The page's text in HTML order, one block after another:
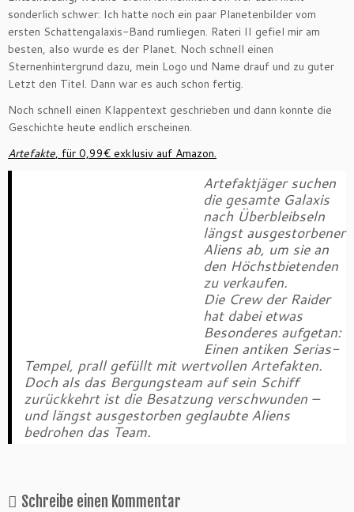
sonderlich schwer: Ich hatte noch ein paar Planetenbilder vom
ersten Schattengalaxis-Band rumliegen. Rateri II gefiel mir am
besten, also wurde es der Planet. Noch schnell einen
Sternenhintergrund dazu, mein Logo und Name drauf und zu guter
Letzt den Titel. Dann war es auch schon fertig.
Noch schnell einen Klappentext geschrieben und dann konnte die
Geschichte heute endlich erscheinen.
Artefakte, für 0,99€ exklusiv auf Amazon.
Artefaktjäger suchen
die gesamte Galaxis
nach Überbleibseln
längst ausgestorbener
Aliens ab, um sie an
den Höchstbietenden
zu verkaufen.
Die Crew der Raider
hat dabei etwas
Besonderes aufgetan:
Einen antiken Serias-
Tempel, prall gefüllt mit wertvollen Artefakten.
Doch als das Bergungsteam auf sein Schiff
zurückkehrt ist die Besatzung verschwunden –
und längst ausgestorben geglaubte Aliens
bedrohen das Team.
Schreibe einen Kommentar